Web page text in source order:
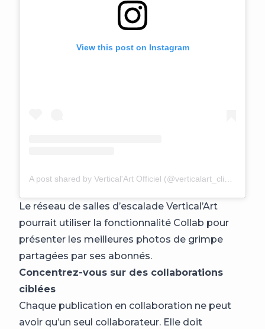
View this post on Instagram
A post shared by Vertical'Art Officiel (@verticalart_climbing)
Le réseau de salles d’escalade Vertical’Art
pourrait utiliser la fonctionnalité Collab pour
présenter les meilleures photos de grimpe
partagées par ses abonnés.
Concentrez-vous sur des collaborations
ciblées
Chaque publication en collaboration ne peut
avoir qu’un seul collaborateur. Elle doit